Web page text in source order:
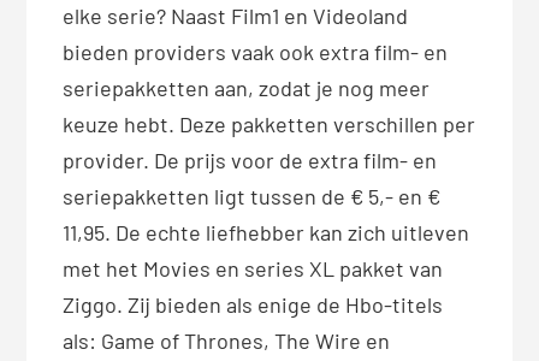
elke serie? Naast Film1 en Videoland
bieden providers vaak ook extra film- en
seriepakketten aan, zodat je nog meer
keuze hebt. Deze pakketten verschillen per
provider. De prijs voor de extra film- en
seriepakketten ligt tussen de € 5,- en €
11,95. De echte liefhebber kan zich uitleven
met het Movies en series XL pakket van
Ziggo. Zij bieden als enige de Hbo-titels
als: Game of Thrones, The Wire en